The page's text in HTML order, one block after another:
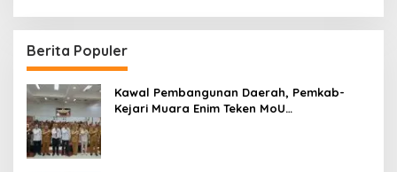
Berita Populer
Kawal Pembangunan Daerah, Pemkab-
Kejari Muara Enim Teken MoU